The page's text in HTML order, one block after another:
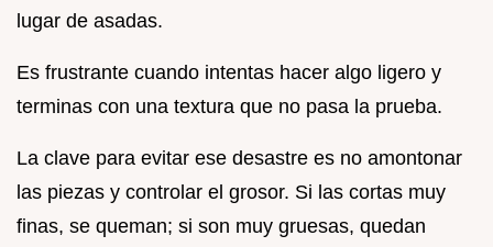
lugar de asadas.
Es frustrante cuando intentas hacer algo ligero y
terminas con una textura que no pasa la prueba.
La clave para evitar ese desastre es no amontonar
las piezas y controlar el grosor. Si las cortas muy
finas, se queman; si son muy gruesas, quedan